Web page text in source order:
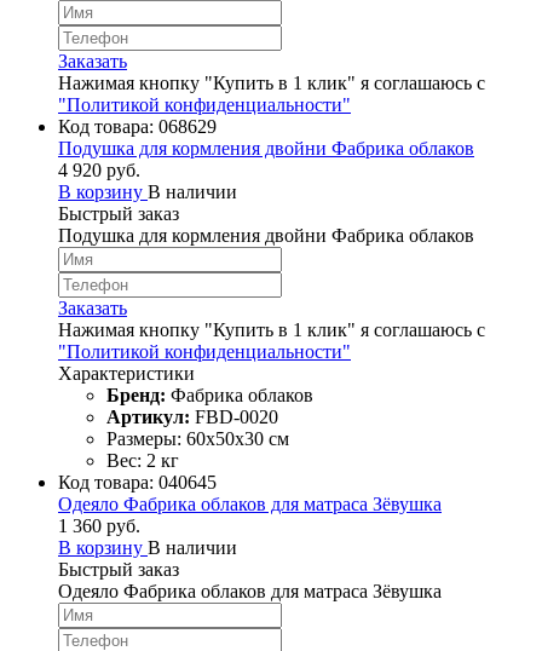
Заказать
Нажимая кнопку "Купить в 1 клик" я соглашаюсь с
"Политикой конфиденциальности"
Код товара: 068629
Подушка для кормления двойни Фабрика облаков
4 920 руб.
В корзину В наличии
Быстрый заказ
Подушка для кормления двойни Фабрика облаков
Заказать
Нажимая кнопку "Купить в 1 клик" я соглашаюсь с
"Политикой конфиденциальности"
Характеристики
Бренд: Фабрика облаков
Артикул: FBD-0020
Размеры: 60х50х30 см
Вес: 2 кг
Код товара: 040645
Одеяло Фабрика облаков для матраса Зёвушка
1 360 руб.
В корзину В наличии
Быстрый заказ
Одеяло Фабрика облаков для матраса Зёвушка